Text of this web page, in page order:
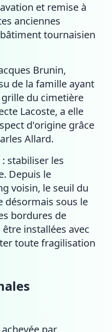
et remise à
anciennes
tournaisien
Brunin,
de la famille ayant
du cimetière
Lacoste, a elle
d'origine grâce
Allard.
stabiliser les
Depuis le
voisin, le seuil du
désormais sous le
bordures de
installées avec
toute fragilisation
par